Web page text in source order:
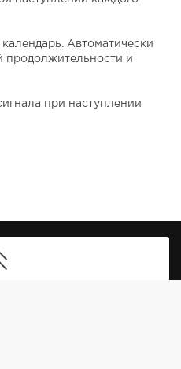
Автоматически
продолжительности и
при наступлении